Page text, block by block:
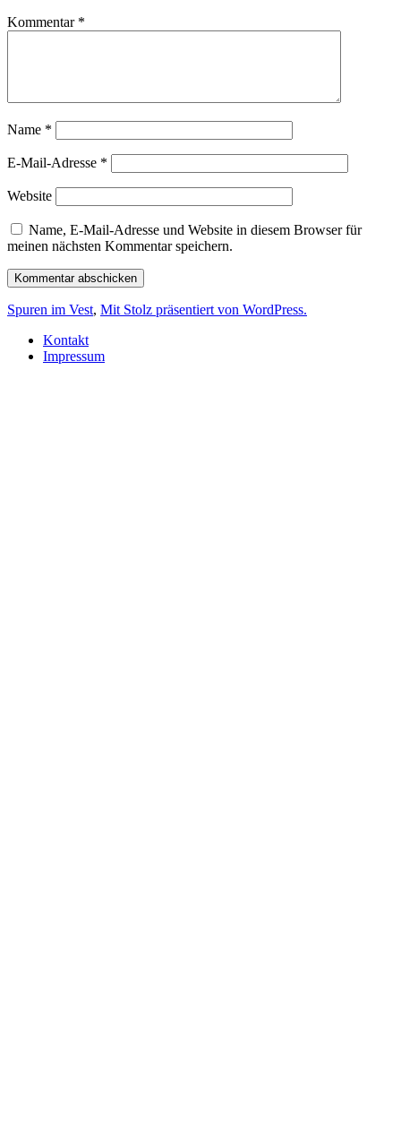
Kommentar *
Name *
E-Mail-Adresse *
Website
Name, E-Mail-Adresse und Website in diesem Browser für
meinen nächsten Kommentar speichern.
Spuren im Vest, Mit Stolz präsentiert von WordPress.
Kontakt
Impressum